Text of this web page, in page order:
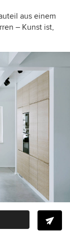
aus einem
– Kunst ist,